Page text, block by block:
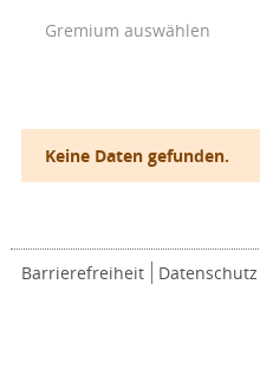
Gremium auswählen
Keine Daten gefunden.
Barrierefreiheit Datenschutz